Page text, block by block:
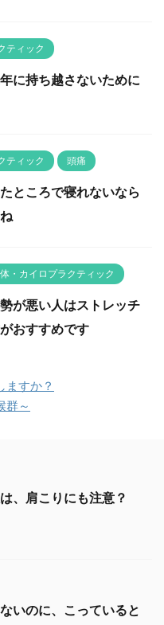
ティック
に持ち越さないために
ティック 頭痛
ところで寝れないなら
・カイロプラクティック
が悪い人はストレッチ
おすすめです
ますか？
群～
、肩こりにも注意？
いのに、こっていると